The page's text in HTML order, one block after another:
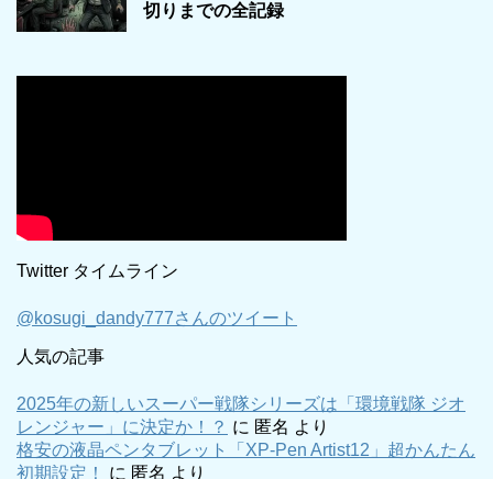
切りまでの全記録
Twitter タイムライン
@kosugi_dandy777さんのツイート
人気の記事
2025年の新しいスーパー戦隊シリーズは「環境戦隊 ジオ
レンジャー」に決定か！？ に 匿名 より
格安の液晶ペンタブレット「XP-Pen Artist12」超かんたん
初期設定！
に 匿名 より